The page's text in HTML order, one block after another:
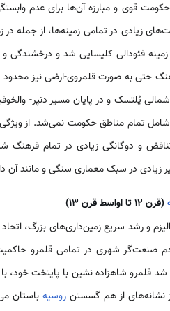
قوی و مبارزه آن‌ها برای عدم
زیادی در تمامی زمینه‌ها، از جمله
فئودالی کلیسایی شد و درخشندگی و
حتی به صورت قلمروی-ارضی نیز
تمام مناطق حکومت نمی‌شد. از
و دوگانگی زیادی در تمام فرهنگ
زیادی در سبک معماری سنگی و مانند آن
(قرن 12 تا اواسط قرن 13)
و رشد سریع زمین‌داری‌های بزرگ،
صنعت‌گر شهری در تمامی قلمرو
قلمرو شاهزاده نشین با پایتخت خود،
نشانه‌های از هم گسستنروسیه